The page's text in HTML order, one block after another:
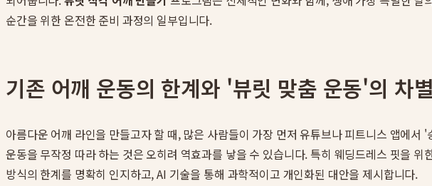
순간을 위한 온전한 준비 과정의 일부입니다.
기존 어깨 운동의 한계와 '뷰릿 맞춤 운동'의 차
아름다운 어깨 라인을 만들고자 할 때, 많은 사람들이 가장 먼저 유튜브나 피트니스 앱에
운동을 무작정 따라 하는 것은 오히려 역효과를 낳을 수 있습니다. 특히 웨딩드레스 핏을
방식의 한계를 명확히 인지하고, AI 기술을 통해 과학적이고 개인화된 대안을 제시합니다.